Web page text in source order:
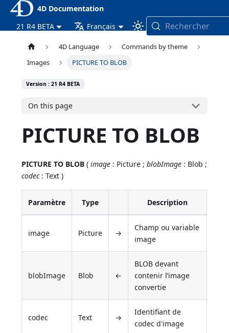
4D Documentation
21 R4 BETA
Français Rechercher
4D Language
Commands by theme
Images
PICTURE TO BLOB
Version : 21 R4 BETA
On this page
PICTURE TO BLOB
PICTURE TO BLOB (image : Picture ;blobImage : Blob ;
codec: Text )
Paramètre Type Description
image Picture →
Champ ou variable
image
blobImage Blob ←
BLOB devant
contenir l’image
convertie
codec Text →
Identifiant de
codec d'image